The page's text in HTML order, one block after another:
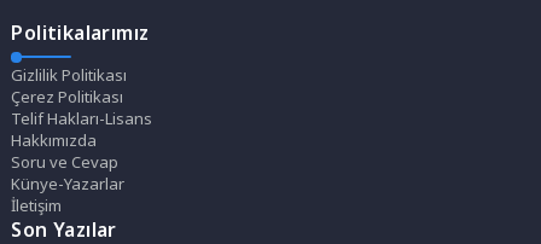
Politikalarımız
Gizlilik Politikası
Çerez Politikası
Telif Hakları-Lisans
Hakkımızda
Soru ve Cevap
Künye-Yazarlar
İletişim
Son Yazılar